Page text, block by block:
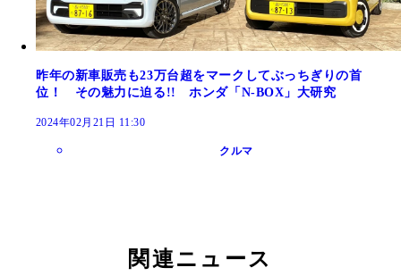
昨年の新車販売も23万台超をマークしてぶっちぎりの首
位！ その魅力に迫る!! ホンダ「N-BOX」大研究
2024年02月21日 11:30
クルマ
関連ニュース